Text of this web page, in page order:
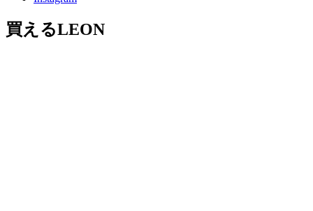
買えるLEON